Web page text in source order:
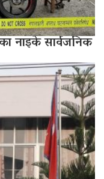
नाइके सार्वजनिक